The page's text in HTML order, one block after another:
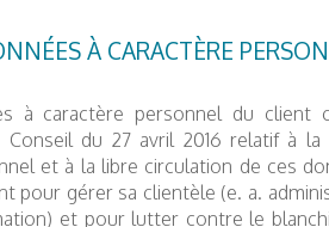
À CARACTÈRE
à caractère personnel du
du 27 avril 2016 relatif à
et à la libre circulation de ces
pour gérer sa clientèle (e. a.
et pour lutter contre le